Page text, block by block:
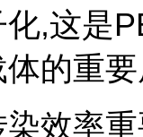
,这是
的重
效率